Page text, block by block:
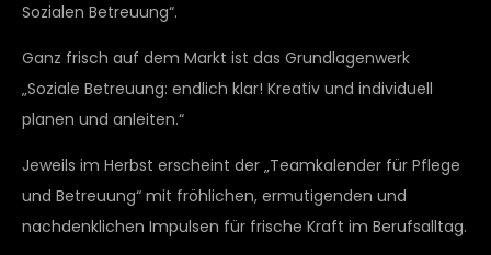
Sozialen Betreuung“.
Ganz frisch auf dem Markt ist das Grundlagenwerk
„Soziale Betreuung: endlich klar! Kreativ und individuell
planen und anleiten.“
Jeweils im Herbst erscheint der „Teamkalender für Pflege
und Betreuung“ mit fröhlichen, ermutigenden und
nachdenklichen Impulsen für frische Kraft im Berufsalltag.